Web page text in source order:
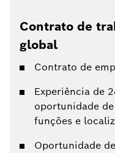
Contrato de
global
Contrato de
Experiência de
oportunidade
funções e
Oportunidade